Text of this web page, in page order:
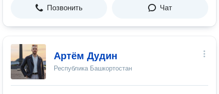
Позвонить Чат
Артём Дудин
Республика Башкортостан